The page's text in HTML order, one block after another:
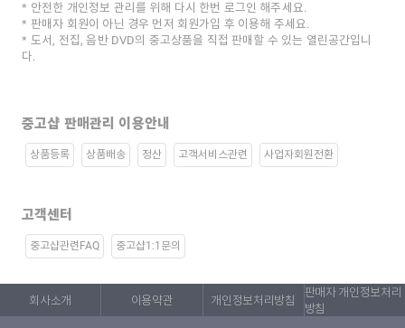
안전한 개인정보 관리를 위해 다시 한번 로그인 해주세요.
판매자 회원이 아닌 경우 먼저 회원가입 후 이용해 주세요.
도서, 전집, 음반 DVD의 중고상품을 직접 판매할 수 있는 열린공간입니
다.
중고샵 판매관리 이용안내
상품등록 상품배송 정산 고객서비스관련 사업자회원전환
고객센터
중고샵관련FAQ 중고샵1:1문의
회사소개 이용약관 개인정보처리방침
판매자 개인정보처리
방침